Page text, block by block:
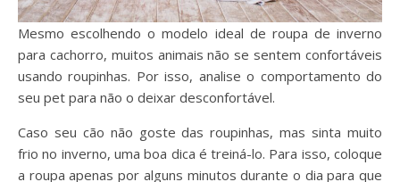
Mesmo escolhendo o modelo ideal de roupa de inverno
para cachorro, muitos animais não se sentem confortáveis
usando roupinhas. Por isso, analise o comportamento do
seu pet para não o deixar desconfortável.
Caso seu cão não goste das roupinhas, mas sinta muito
frio no inverno, uma boa dica é treiná-lo. Para isso, coloque
a roupa apenas por alguns minutos durante o dia para que